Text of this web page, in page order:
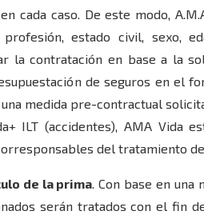
caso. De este modo,
estado civil, sexo,
la contratación en base a la
de seguros en el
medida pre-contractual
ILT (accidentes), AMA Vida
del tratamiento
de la prima. Con base en
serán tratados con el fin